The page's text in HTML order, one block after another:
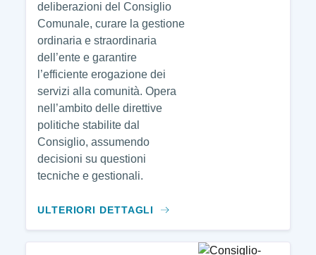
deliberazioni del Consiglio
Comunale, curare la gestione
ordinaria e straordinaria
dell’ente e garantire
l’efficiente erogazione dei
servizi alla comunità. Opera
nell’ambito delle direttive
politiche stabilite dal
Consiglio, assumendo
decisioni su questioni
tecniche e gestionali.
ULTERIORI DETTAGLI